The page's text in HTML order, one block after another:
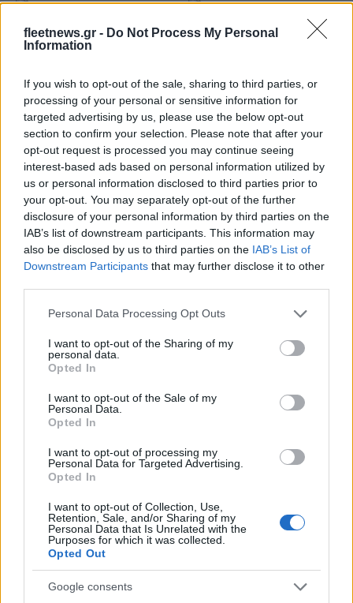
fleetnews.gr - Do Not Process My Personal
Information
If you wish to opt-out of the sale, sharing to third parties, or
processing of your personal or sensitive information for
targeted advertising by us, please use the below opt-out
section to confirm your selection. Please note that after your
opt-out request is processed you may continue seeing
interest-based ads based on personal information utilized by
us or personal information disclosed to third parties prior to
your opt-out. You may separately opt-out of the further
disclosure of your personal information by third parties on the
IAB’s list of downstream participants. This information may
also be disclosed by us to third parties on the IAB’s List of
Downstream Participants that may further disclose it to other
Please note that this website/app uses one or more Google
not limited to your visit or usage behaviour. You may click to
grant or deny consent to Google and its third-party tags to
use your data for below specified purposes in below Google
consent section.
Personal Data Processing Opt Outs
I want to opt-out of the Sharing of my
personal data.
Opted In
I want to opt-out of the Sale of my
Personal Data.
Opted In
I want to opt-out of processing my
Personal Data for Targeted Advertising.
Opted In
I want to opt-out of Collection, Use,
Retention, Sale, and/or Sharing of my
Personal Data that Is Unrelated with the
Purposes for which it was collected.
Opted Out
Google consents
Χρηματιστήριο Αθηνών:
Εβδομαδιαία άνοδος 1,76%,
κέρδη 23,31% από τις αρχές
του έτους
ΣΚΑΪ: Ολοκληρώθηκε η
θητεία του Γρηγόρη
Δημητριάδη - Ο Γιάννης
Αλαφούζος επιστρέφει στη
θέση του CEO
ξεκίνησε το πρόγραμμα στήριξης- Κάλυψη εισφορών
Η Toyota φέρνει νέα γενιά
μπαταριών για τα υβριδικά
Σε κινεζική… πολιορκία η
ευρωπαϊκή
Νέο Audi A2 e-tron με στόχο την κορυφή της
αποδοτικότητας